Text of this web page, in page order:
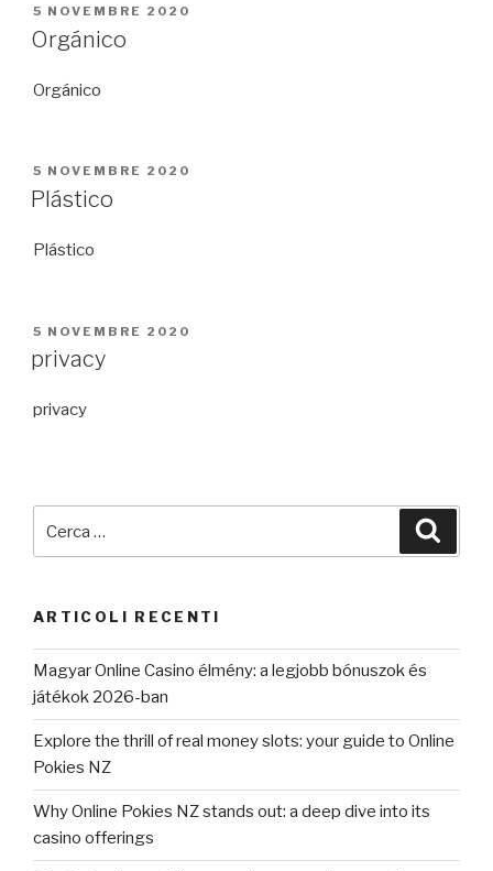
PUBBLICATO
IL
5 NOVEMBRE 2020
Orgánico
Orgánico
PUBBLICATO
IL
5 NOVEMBRE 2020
Plástico
Plástico
PUBBLICATO
5 NOVEMBRE 2020
privacy
privacy
ARTICOLI RECENTI
Magyar Online Casino élmény: a legjobb bónuszok és
játékok 2026-ban
Explore the thrill of real money slots: your guide to Online
Pokies NZ
Why Online Pokies NZ stands out: a deep dive into its
casino offerings